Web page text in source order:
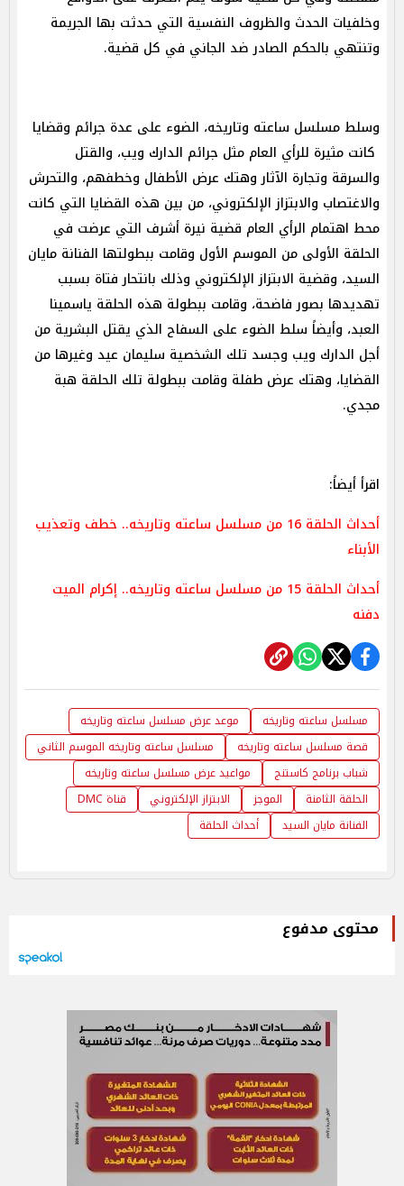
وخلفيات الحدث والظروف النفسية التي حدثت بها الجريمة
وتنتهي بالحكم الصادر ضد الجاني في كل قضية.
وسلط مسلسل ساعته وتاريخه، الضوء على عدة جرائم وقضايا
كانت مثيرة للرأي العام مثل جرائم الدارك ويب، والقتل
والسرقة وتجارة الآثار وهتك عرض الأطفال وخطفهم، والتحرش
والاغتصاب والابتزاز الإلكتروني، من بين هذه القضايا التي كانت
محط اهتمام الرأي العام قضية نيرة أشرف التي عرضت في
الحلقة الأولى من الموسم الأول وقامت ببطولتها الفنانة مايان
السيد، وقضية الابتزاز الإلكتروني وذلك بانتحار فتاة بسبب
تهديدها بصور فاضحة، وقامت ببطولة هذه الحلقة ياسمينا
العبد، وأيضاً سلط الضوء على السفاح الذي يقتل البشرية من
أجل الدارك ويب وجسد تلك الشخصية سليمان عيد وغيرها من
القضايا، وهتك عرض طفلة وقامت ببطولة تلك الحلقة هبة
مجدي.
اقرأ أيضاً:
أحداث الحلقة 16 من مسلسل ساعته وتاريخه.. خطف وتعذيب
الأبناء
أحداث الحلقة 15 من مسلسل ساعته وتاريخه.. إكرام الميت
دفنه
مسلسل ساعته وتاريخه
موعد عرض مسلسل ساعته وتاريخه
قصة مسلسل ساعته وتاريخه
مسلسل ساعته وتاريخه الموسم الثاني
شباب برنامج كاستنج
مواعيد عرض مسلسل ساعته وتاريخه
الحلقة الثامنة
الموجز الابتزاز الإلكتروني
قناة DMC
الفنانة مايان السيد
أحداث الحلقة
محتوى مدفوع